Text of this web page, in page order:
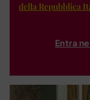
della Repubblica
Entra